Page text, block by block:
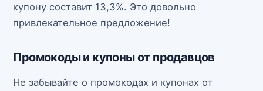
купону составит 13,3%. Это довольно
привлекательное предложение!
Промокоды и купоны от продавцов
Не забывайте о промокодах и купонах от